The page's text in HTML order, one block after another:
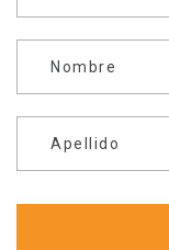
Nombre
Apellido